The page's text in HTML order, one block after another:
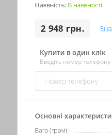
Наявність: В наявності
2 948 грн.
Купити в один клік
Введіть номер
Основні
Вага (грам):